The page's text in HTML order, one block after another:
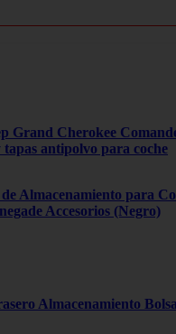
Grand Cherokee
antipolvo para coche
Almacenamiento para
Accesorios (Negro)
Almacenamiento